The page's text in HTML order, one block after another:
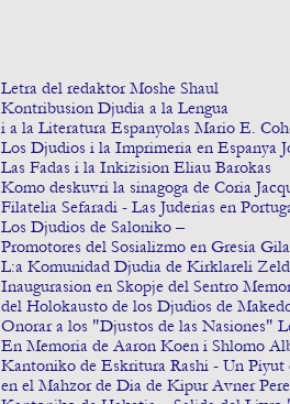
Letra del redaktor Moshe Shaul
Kontribusion Djudia a la Lengua
i a la Literatura Espanyolas Mario E.
Los Djudios i la Imprimeria en Espanya
Las Fadas i la Inkizision Eliau Barokas
Komo deskuvri la sinagoga de Coria
Filatelia Sefaradi - Las Juderias en
Los Djudios de Saloniko –
Promotores del Sosializmo en Gresia
L:a Komunidad Djudia de Kirklareli
Inaugurasion en Skopje del Sentro
del Holokausto de los Djudios de
Onorar a los "Djustos de las Nasiones"
En Memoria de Aaron Koen i Shlomo
Kantoniko de Eskritura Rashi - Un Piyut
en el Mahzor de Dia de Kipur Avner